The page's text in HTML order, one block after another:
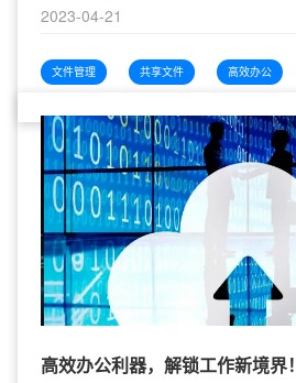
2023-04-21
文件管理 共享文件 高效办公
高效办公利器，解锁工作新境界！